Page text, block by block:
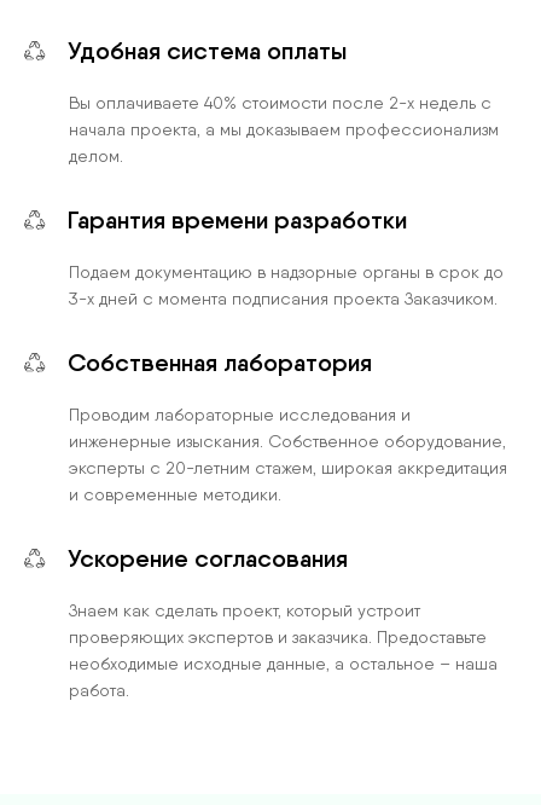
Удобная система оплаты
Вы оплачиваете 40% стоимости после 2-х недель с
начала проекта, а мы доказываем профессионализм
делом.
Гарантия времени разработки
Подаем документацию в надзорные органы в срок до
3-х дней с момента подписания проекта Заказчиком.
Собственная лаборатория
Проводим лабораторные исследования и
инженерные изыскания. Собственное оборудование,
эксперты с 20-летним стажем, широкая аккредитация
и современные методики.
Ускорение согласования
Знаем как сделать проект, который устроит
проверяющих экспертов и заказчика. Предоставьте
необходимые исходные данные, а остальное – наша
работа.